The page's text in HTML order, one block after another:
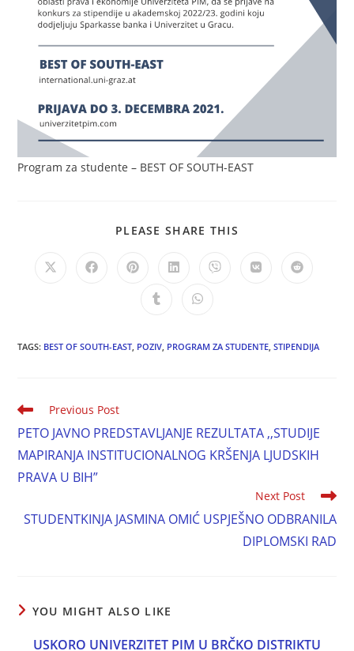
Program za studente – BEST OF SOUTH-EAST
PLEASE SHARE THIS
TAGS: BEST OF SOUTH-EAST, POZIV, PROGRAM ZA STUDENTE, STIPENDIJA
Previous Post
PETO JAVNO PREDSTAVLJANJE REZULTATA ,,STUDIJE
MAPIRANJA INSTITUCIONALNOG KRŠENJA LJUDSKIH
PRAVA U BIH”
Next Post
STUDENTKINJA JASMINA OMIĆ USPJEŠNO ODBRANILA
DIPLOMSKI RAD
YOU MIGHT ALSO LIKE
USKORO UNIVERZITET PIM U BRČKO DISTRIKTU